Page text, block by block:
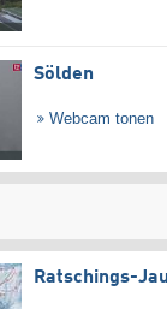
Sölden
Webcam tonen
Ratschings-